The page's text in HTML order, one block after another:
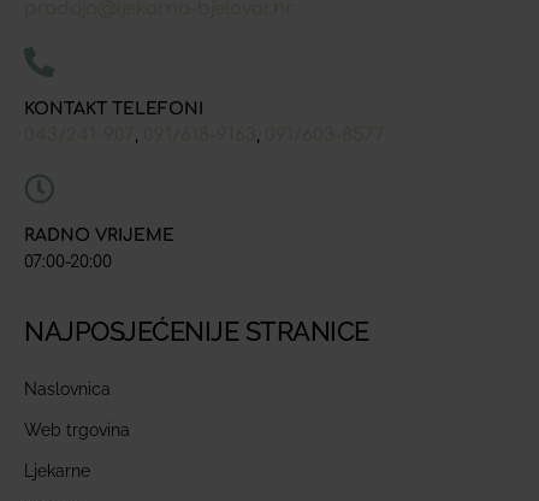
KONTAKT TELEFONI
, ,
RADNO VRIJEME
07:00-20:00
NAJPOSJEĆENIJE STRANICE
Naslovnica
Web trgovina
Ljekarne